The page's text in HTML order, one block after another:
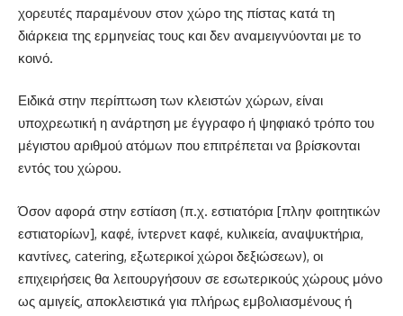
χορευτές παραμένουν στον χώρο της πίστας κατά τη
διάρκεια της ερμηνείας τους και δεν αναμειγνύονται με το
κοινό.
Ειδικά στην περίπτωση των κλειστών χώρων, είναι
υποχρεωτική η ανάρτηση με έγγραφο ή ψηφιακό τρόπο του
μέγιστου αριθμού ατόμων που επιτρέπεται να βρίσκονται
εντός του χώρου.
Όσον αφορά στην εστίαση (π.χ. εστιατόρια [πλην φοιτητικών
εστιατορίων], καφέ, ίντερνετ καφέ, κυλικεία, αναψυκτήρια,
καντίνες, catering, εξωτερικοί χώροι δεξιώσεων), οι
επιχειρήσεις θα λειτουργήσουν σε εσωτερικούς χώρους μόνο
ως αμιγείς, αποκλειστικά για πλήρως εμβολιασμένους ή